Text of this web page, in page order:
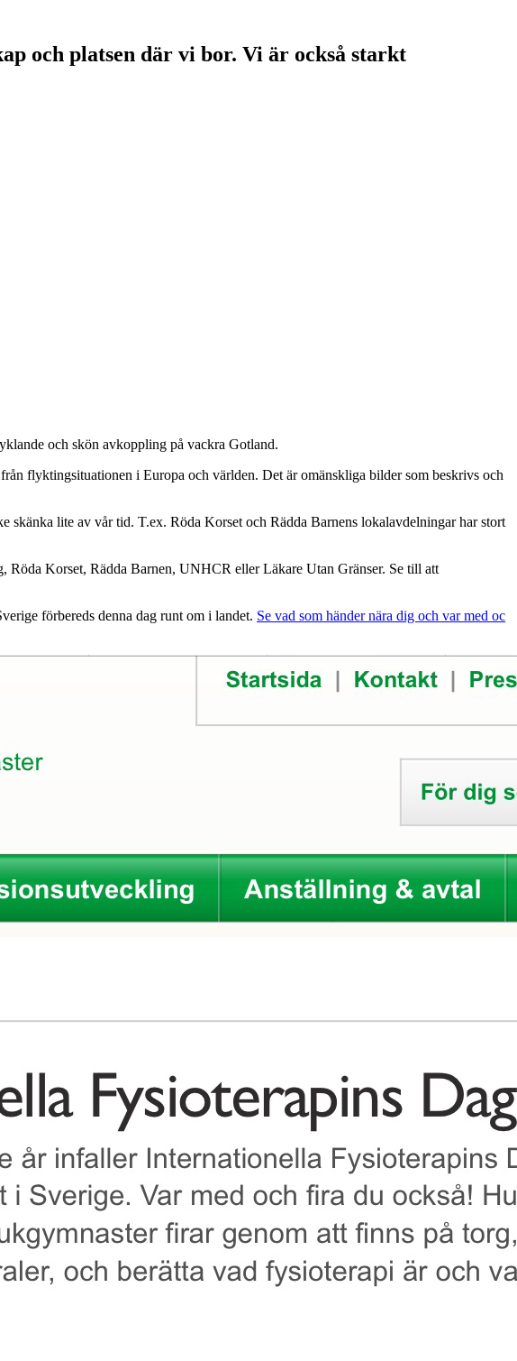
och platsen där vi bor. Vi är också starkt
och skön avkoppling på vackra Gotland.
flyktingsituationen i Europa och världen. Det är omänskliga bilder som beskrivs och
skänka lite av vår tid. T.ex. Röda Korset och Rädda Barnens lokalavdelningar har stort
Korset, Rädda Barnen, UNHCR eller Läkare Utan Gränser. Se till att
förbereds denna dag runt om i landet. Se vad som händer nära dig och var med oc